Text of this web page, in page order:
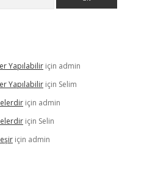
Yapılabilir için admin
Yapılabilir için Selim
için admin
için Selin
için admin